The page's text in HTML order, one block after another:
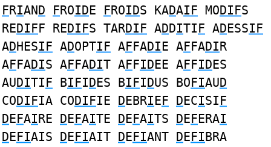
FRIAND FROIDE FROIDS KADAIF MODIFS
REDIFF REDIFS TARDIF ADDITIF ADESSIF
ADHESIF ADOPTIF AFFADIE AFFADIR
AFFADIS AFFADIT AFFIDEE AFFIDES
AUDITIF BIFIDES BIFIDUS BOFIAUD
CODIFIA CODIFIE DEBRIEF DECISIF
DEFAIRE DEFAITE DEFAITS DEFERAI
DEFIAIS DEFIAIT DEFIANT DEFIBRA